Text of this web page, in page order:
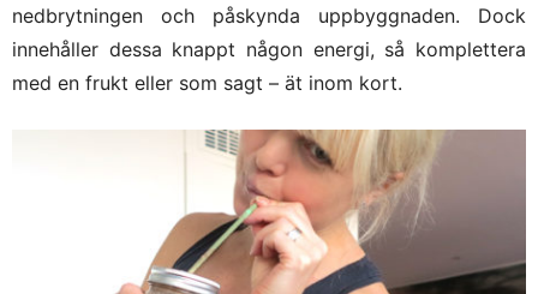
nedbrytningen och påskynda uppbyggnaden. Dock
innehåller dessa knappt någon energi, så komplettera
med en frukt eller som sagt – ät inom kort.